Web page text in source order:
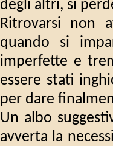
degli altri, si
Ritrovarsi non
quando si
imperfette e
essere stati
per dare
Un albo
avverta la